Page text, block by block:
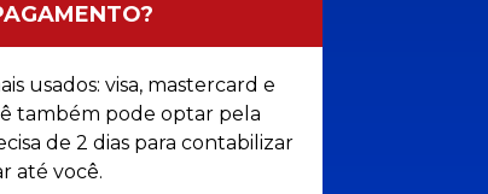
usados: visa, mastercard e
também pode optar pela
de 2 dias para contabilizar
até você.